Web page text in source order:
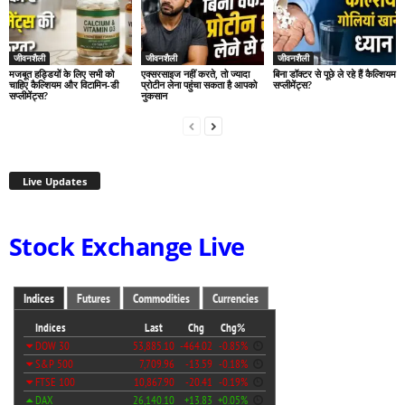
जीवनशैली
मजबूत हड्डियों के लिए सभी को
चाहिए कैल्शियम और विटामिन-डी
सप्लीमेंट्स?
जीवनशैली
एक्सरसाइज नहीं करते, तो ज्यादा
प्रोटीन लेना पहुंचा सकता है आपको
नुकसान
जीवनशैली
बिना डॉक्टर से पूछे ले रहे हैं कैल्शियम
सप्लीमेंट्स?
Live Updates
Stock Exchange Live